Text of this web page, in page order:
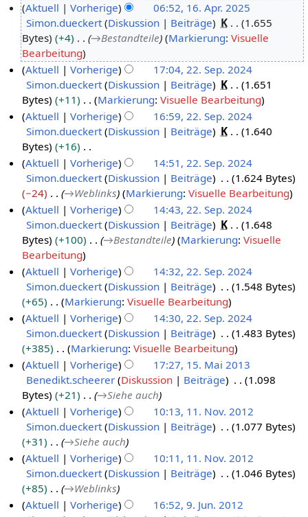
0
A
0
Aktuell Vorherige
06:52, 16. Apr. 2025
Simon.dueckert Diskussion Beiträge K
1.655
Bytes
+4 →Bestandteile Markierung:Visuelle
Bearbeitung
p
m
2
4
Aktuell Vorherige
17:04, 22. Sep. 2024
Simon.dueckert Diskussion Beiträge K
1.651
Bytes
+11
K
e
i
n
e
B
e
a
r
b
e
i
t
u
n
g
s
z
u
s
a
m
m
e
n
f
a
Markierung:Visuelle Bearbeitung
Aktuell
Vorherige
16:59, 22. Sep. 2024
Simon.dueckert Diskussion Beiträge K
1.640
Bytes
+16
K
e
i
n
e
B
e
a
r
b
e
i
t
u
n
g
s
z
u
s
a
m
m
e
Aktuell Vorherige
14:51, 22. Sep. 2024
Simon.dueckert Diskussion Beiträge
1.624 Bytes
−24
→Weblinks Markierung:Visuelle Bearbeitung
Aktuell
Vorherige
14:43, 22. Sep. 2024
Simon.dueckert Diskussion Beiträge K
1.648
Bytes
+100 →Bestandteile Markierung:Visuelle
Bearbeitung
Aktuell
Vorherige
14:32, 22. Sep. 2024
Simon.dueckert Diskussion Beiträge
1.548 Bytes
+65
K
e
i
n
e
B
e
a
r
b
e
i
t
u
Markierung:Visuelle Bearbeitung
Aktuell
Vorherige
14:30, 22. Sep. 2024
Simon.dueckert Diskussion Beiträge
1.483 Bytes
+385
K
e
i
n
e
B
e
a
r
b
e
Markierung:Visuelle Bearbeitung
1
Aktuell Vorherige
17:27, 15. Mai 2013
Benedikt.scheerer Diskussion Beiträge
1.098
Bytes
+21 →Siehe auch
v
Aktuell Vorherige
10:13, 11. Nov. 2012
Simon.dueckert Diskussion Beiträge
1.077 Bytes
+31
→Siehe auch
Aktuell
Vorherige
10:11, 11. Nov. 2012
Simon.dueckert Diskussion Beiträge
1.046 Bytes
+85
→Weblinks
Aktuell Vorherige
16:52, 9. Jun. 2012